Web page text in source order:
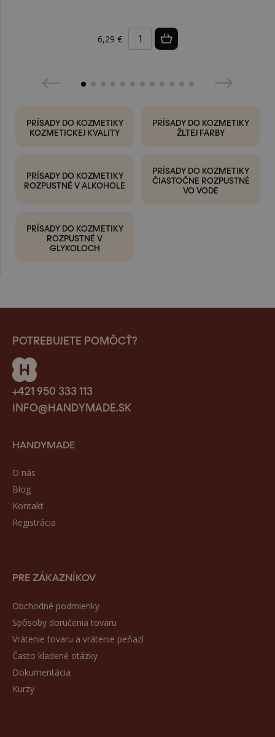
6,29 €
PRÍSADY DO KOZMETIKY
KOZMETICKEJ KVALITY
PRÍSADY DO KOZMETIKY
ŽLTEJ FARBY
PRÍSADY DO KOZMETIKY
ROZPUSTNÉ V ALKOHOLE
PRÍSADY DO KOZMETIKY
ČIASTOČNE ROZPUSTNÉ
VO VODE
PRÍSADY DO KOZMETIKY
ROZPUSTNÉ V
GLYKOLOCH
POTREBUJETE POMÔCŤ?
+421 950 333 113
INFO@HANDYMADE.SK
HANDYMADE
O nás
Blog
Kontakt
Registrácia
PRE ZÁKAZNÍKOV
Obchodné podmienky
Spôsoby doručenia tovaru
Vrátenie tovaru a vrátenie peňazí
Často kladené otázky
Dokumentácia
Kurzy